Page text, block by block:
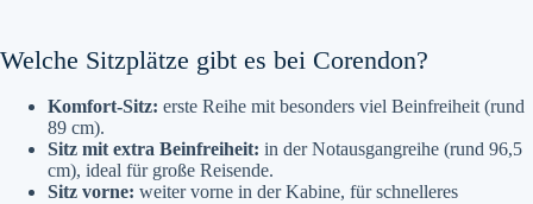
Welche Sitzplätze gibt es bei Corendon?
Komfort-Sitz: erste Reihe mit besonders viel Beinfreiheit (rund
89 cm).
Sitz mit extra Beinfreiheit: in der Notausgangreihe (rund 96,5
cm), ideal für große Reisende.
Sitz vorne: weiter vorne in der Kabine, für schnelleres